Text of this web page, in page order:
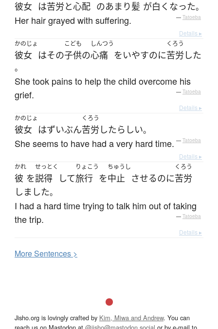
彼女 は苦労と心配 のあまり髪 が白く なった。
Her hair grayed with suffering. — Tatoeba
Details ▸
かのじょ
彼女 はその
こども
子供の
しんつう
心痛 をいやすのに
くろう
苦労 した
。
She took pains to help the child overcome his
grief.
— Tatoeba
Details ▸
かのじょ
彼女 はずいぶん
くろう
苦労 したらしい。
She seems to have had a very hard time. — Tatoeba
Details ▸
かれ
彼 を
せっとく
説得 して
りょこう
旅行 を
ちゅうし
中止 させるのに
くろう
苦労
しました。
I had a hard time trying to talk him out of taking
the trip.
— Tatoeba
Details ▸
MoreSentences >
Jisho.org is lovingly crafted by Kim, Miwa and Andrew. You can